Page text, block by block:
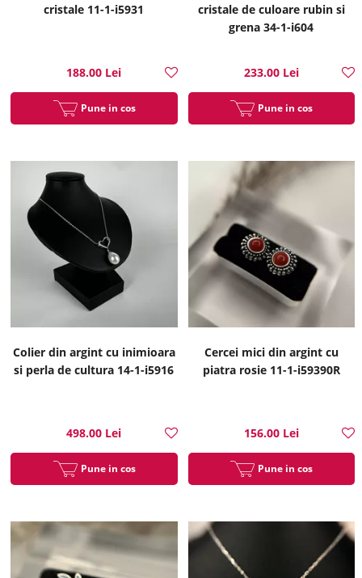
cristale 11-1-i5931
188.00 Lei
Pune in cos
cristale de culoare rubin si
grena 34-1-i604
233.00 Lei
Pune in cos
Colier din argint cu inimioara
si perla de cultura 14-1-i5916
498.00 Lei
Pune in cos
Cercei mici din argint cu
piatra rosie 11-1-i59390R
156.00 Lei
Pune in cos